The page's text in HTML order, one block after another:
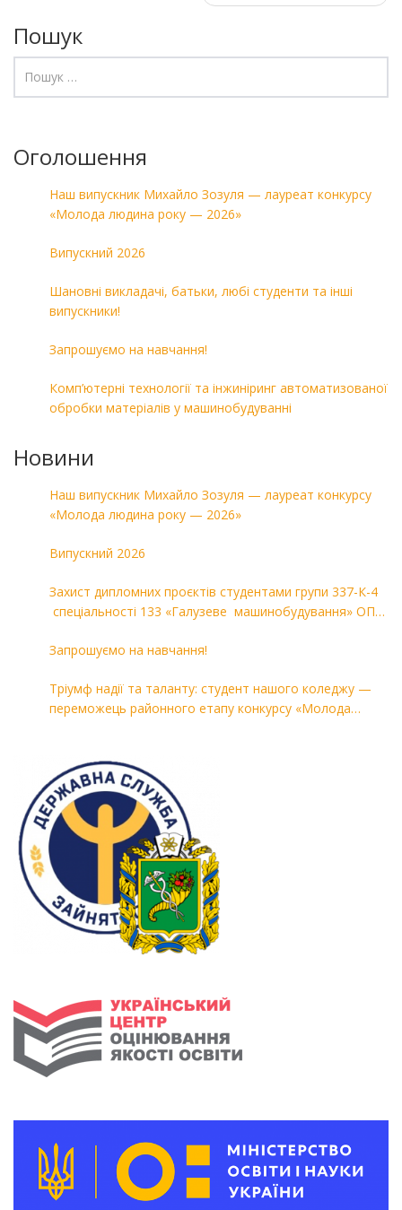
Пошук
Оголошення
Наш випускник Михайло Зозуля — лауреат конкурсу
«Молода людина року — 2026»
Випускний 2026
Шановні викладачі, батьки, любі студенти та інші
випускники!
Запрошуємо на навчання!
Комп’ютерні технології та інжиніринг автоматизованої
обробки матеріалів у машинобудуванні
Новини
Наш випускник Михайло Зозуля — лауреат конкурсу
«Молода людина року — 2026»
Випускний 2026
Захист дипломних проєктів студентами групи 337-К-4
спеціальності 133 «Галузеве машинобудування» ОПП
Запрошуємо на навчання!
Тріумф надії та таланту: студент нашого коледжу —
переможець районного етапу конкурсу «Молода